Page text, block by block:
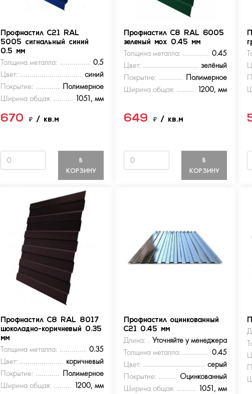
Профнастил С21 RAL
5005 сигнальный синий
0.5 мм
Толщина металла:
0.5
Цвет:
синий
Покрытие:
Полимерное
Ширина общая:
1051, мм
670₽/ кв.м
В
КОРЗИНУ
Профнастил С8 RAL 6005
зеленый мох 0.45 мм
Толщина металла:
0.45
Цвет:
зелёный
Покрытие:
Полимерное
Ширина общая:
1200, мм
649₽/ кв.м
В
КОРЗИНУ
Профнастил С8 RAL 8017
шоколадно-коричневый 0.35
мм
Толщина металла:
0.35
Цвет:
коричневый
Покрытие:
Полимерное
Ширина общая:
1200, мм
Профнастил оцинкованный
С21 0.45 мм
Длина:
Уточняйте у менеджера
Толщина металла:
0.45
Цвет:
серый
Покрытие:
Оцинкованный
Ширина общая:
1051, мм